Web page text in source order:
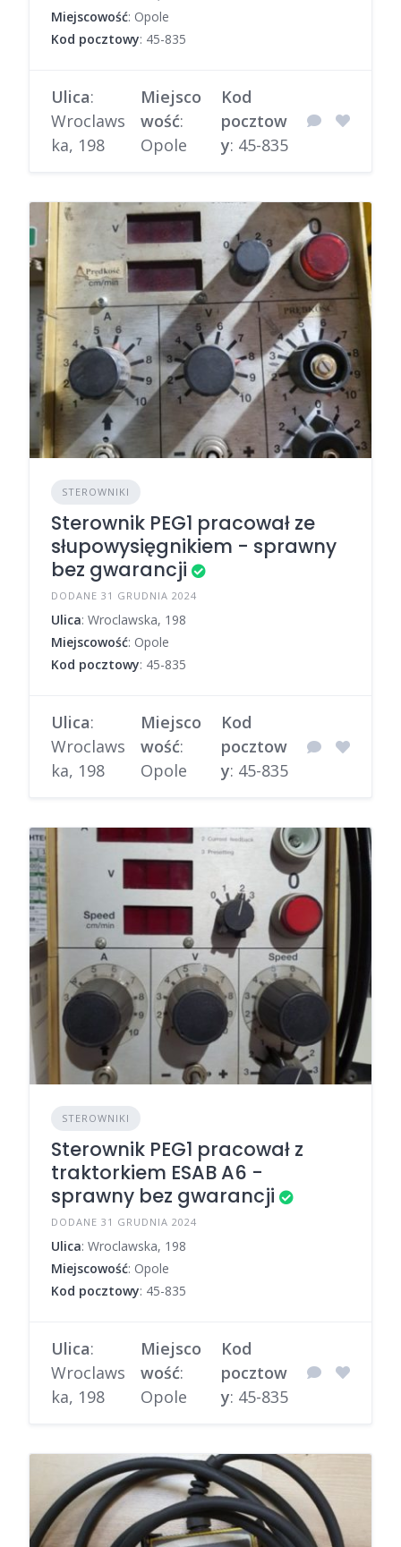
Miejscowość: Opole
Kod pocztowy: 45-835
Ulica:
Wroclaws
ka, 198
Miejsco
wość:
Opole
Kod
pocztow
y: 45-835
STEROWNIKI
Sterownik PEG1 pracował ze
słupowysięgnikiem - sprawny
bez gwarancji
DODANE 31 GRUDNIA 2024
Ulica: Wroclawska, 198
Miejscowość: Opole
Kod pocztowy: 45-835
Ulica:
Wroclaws
ka, 198
Miejsco
wość:
Opole
Kod
pocztow
y: 45-835
STEROWNIKI
Sterownik PEG1 pracował z
traktorkiem ESAB A6 -
sprawny bez gwarancji
DODANE 31 GRUDNIA 2024
Ulica: Wroclawska, 198
Miejscowość: Opole
Kod pocztowy: 45-835
Ulica:
Wroclaws
ka, 198
Miejsco
wość:
Opole
Kod
pocztow
y: 45-835